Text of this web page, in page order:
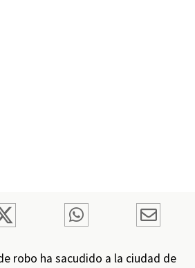
robo ha sacudido a la ciudad de